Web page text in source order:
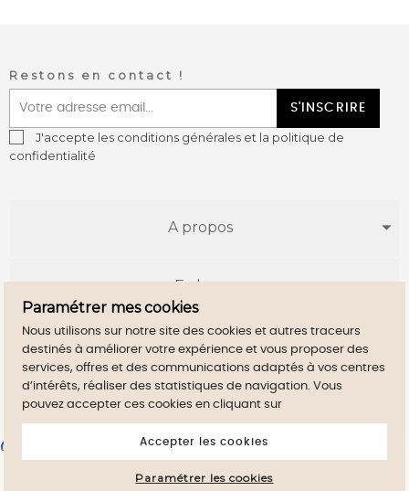
Restons en contact !
S'INSCRIRE
J'accepte les conditions générales et la politique de
confidentialité
A propos
E-shop
Infos utiles
En poursuivant votre navigation sur ce site,
Marchand approuvé par la Société des Avis Garantis,
pour vérifier.
Paramétrer mes cookies
Nous utilisons sur notre site des cookies et autres traceurs
destinés à améliorer votre expérience et vous proposer des
services, offres et des communications adaptés à vos centres
d’intérêts, réaliser des statistiques de navigation. Vous
pouvez accepter ces cookies en cliquant sur
Accepter les cookies
Paramétrer les cookies